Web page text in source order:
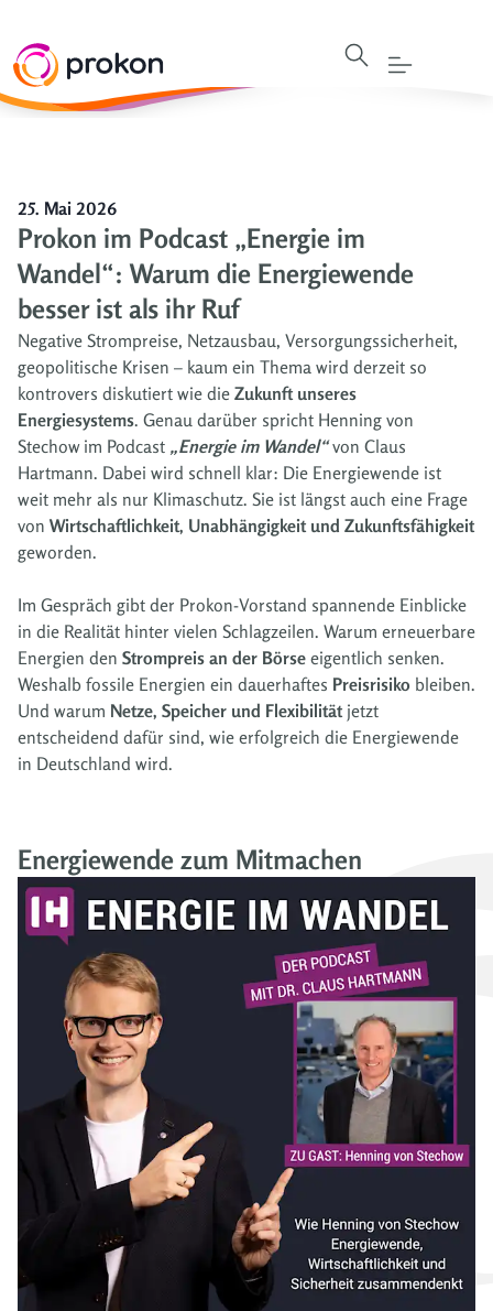
25. Mai 2026
Prokon im Podcast „Energie im
Wandel“: Warum die Energiewende
besser ist als ihr Ruf
Negative Strompreise, Netzausbau, Versorgungssicherheit,
geopolitische Krisen – kaum ein Thema wird derzeit so
kontrovers diskutiert wie die Zukunft unseres
Energiesystems. Genau darüber spricht Henning von
Stechow im Podcast „Energie im Wandel“von Claus
Hartmann. Dabei wird schnell klar: Die Energiewende ist
weit mehr als nur Klimaschutz. Sie ist längst auch eine Frage
von Wirtschaftlichkeit, Unabhängigkeit und Zukunftsfähigkeit
geworden.
Im Gespräch gibt der Prokon-Vorstand spannende Einblicke
in die Realität hinter vielen Schlagzeilen. Warum erneuerbare
Energien den Strompreis an der Börse eigentlich senken.
Weshalb fossile Energien ein dauerhaftes Preisrisiko bleiben.
Und warum Netze, Speicher und Flexibilität jetzt
entscheidend dafür sind, wie erfolgreich die Energiewende
in Deutschland wird.
Energiewende zum Mitmachen